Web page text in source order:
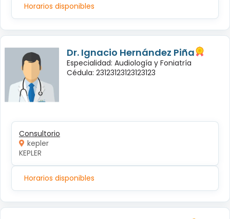
Horarios disponibles
Dr. Ignacio Hernández Piña
Especialidad: Audiología y Foniatría
Cédula: 23123123123123123
Consultorio
kepler
KEPLER
Horarios disponibles